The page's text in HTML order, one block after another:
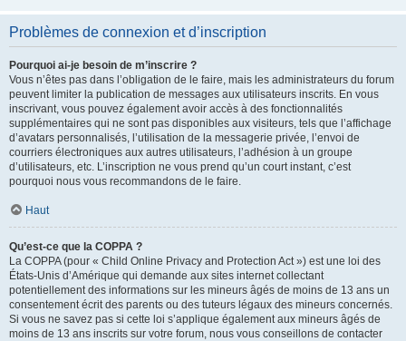
Problèmes de connexion et d’inscription
Pourquoi ai-je besoin de m’inscrire ?
Vous n’êtes pas dans l’obligation de le faire, mais les administrateurs du forum
peuvent limiter la publication de messages aux utilisateurs inscrits. En vous
inscrivant, vous pouvez également avoir accès à des fonctionnalités
supplémentaires qui ne sont pas disponibles aux visiteurs, tels que l’affichage
d’avatars personnalisés, l’utilisation de la messagerie privée, l’envoi de
courriers électroniques aux autres utilisateurs, l’adhésion à un groupe
d’utilisateurs, etc. L’inscription ne vous prend qu’un court instant, c’est
pourquoi nous vous recommandons de le faire.
Haut
Qu’est-ce que la COPPA ?
La COPPA (pour « Child Online Privacy and Protection Act ») est une loi des
États-Unis d’Amérique qui demande aux sites internet collectant
potentiellement des informations sur les mineurs âgés de moins de 13 ans un
consentement écrit des parents ou des tuteurs légaux des mineurs concernés.
Si vous ne savez pas si cette loi s’applique également aux mineurs âgés de
moins de 13 ans inscrits sur votre forum, nous vous conseillons de contacter